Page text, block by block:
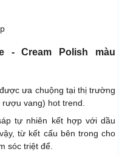
- Cream Polish màu
ưa chuộng tại thị trường
vang) hot trend.
tự nhiên kết hợp với dầu
từ kết cấu bên trong cho
sóc triệt để.